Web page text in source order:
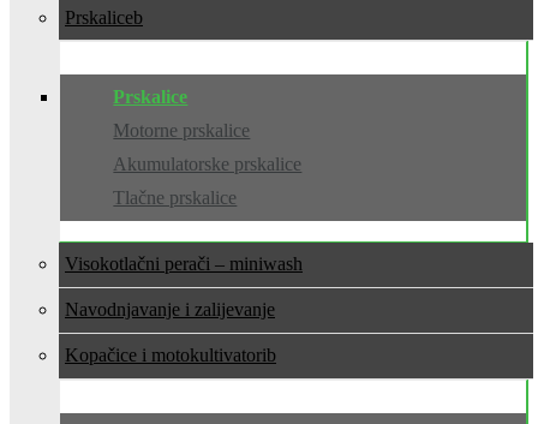
Prskalice
Prskalice
Motorne prskalice
Akumulatorske prskalice
Tlačne prskalice
Visokotlačni perači – miniwash
Navodnjavanje i zalijevanje
Kopačice i motokultivatori